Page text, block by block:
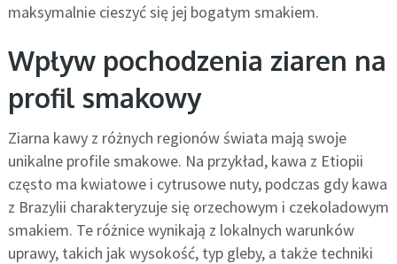
maksymalnie cieszyć się jej bogatym smakiem.
Wpływ pochodzenia ziaren na
profil smakowy
Ziarna kawy z różnych regionów świata mają swoje
unikalne profile smakowe. Na przykład, kawa z Etiopii
często ma kwiatowe i cytrusowe nuty, podczas gdy kawa
z Brazylii charakteryzuje się orzechowym i czekoladowym
smakiem. Te różnice wynikają z lokalnych warunków
uprawy, takich jak wysokość, typ gleby, a także techniki